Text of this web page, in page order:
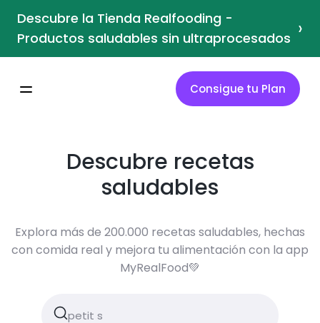
Descubre la Tienda Realfooding -
Productos saludables sin ultraprocesados ›
Consigue tu Plan
Descubre recetas
saludables
Explora más de 200.000 recetas saludables, hechas
con comida real y mejora tu alimentación con la app
MyRealFood💚